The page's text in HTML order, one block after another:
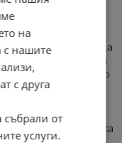
подходящи за деца
приложения
и памук
, които
и дълготрайна
комбинации
на всяка детска
на
с нашите
с друга
събрали от
услуги.